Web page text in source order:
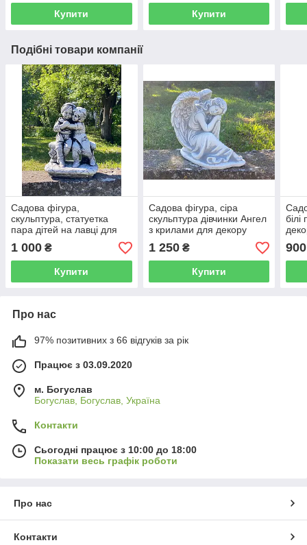
Купити Купити
Подібні товари компанії
Садова фігура,
скульптура, статуетка
пара дітей на лавці для
декору саду з цементу,
ручної роботи 33 см
1 000 ₴
Купити
Садова фігура, сіра
скульптура дівчинки Ангел
з крилами для декору
саду та подвір'я, ручної
роботи 25 см
1 250₴
Купити
900
Про нас
97% позитивних з 66 відгуків за рік
Працює з 03.09.2020
м. Богуслав
Богуслав, Богуслав, Україна
Контакти
Сьогодні працює з 10:00 до 18:00
Показати весь графік роботи
Про нас
Контакти